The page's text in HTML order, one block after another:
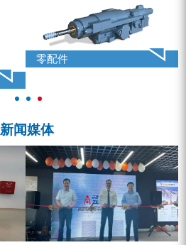
零配件
锚固钻机系列
FY水井钻车系列
水井专用螺杆空压机
雾炮机
洗轮机
零配件
新闻媒体